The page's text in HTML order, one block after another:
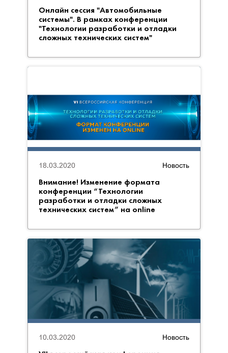
Онлайн сессия "Автомобильные
системы". В рамках конференции
"Технологии разработки и отладки
сложных технических систем"
Новость
Внимание! Изменение формата
конференции “Технологии
разработки и отладки сложных
технических систем” на online
18.03.2020
Новость
10.03.2020